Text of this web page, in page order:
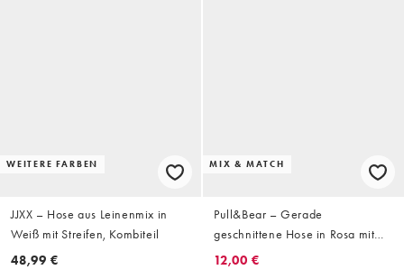
WEITERE FARBEN
JJXX – Hose aus Leinenmix in
Weiß mit Streifen, Kombiteil
48,99 €
MIX & MATCH
Pull&Bear – Gerade
geschnittene Hose in Rosa mit
Wellenmuster
12,00 €